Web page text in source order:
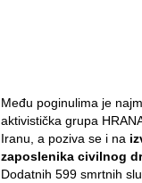
Među poginulima je
aktivistička grupa
Iranu, a poziva se i na
zaposlenika civilnog
Dodatnih 599 smrtnih